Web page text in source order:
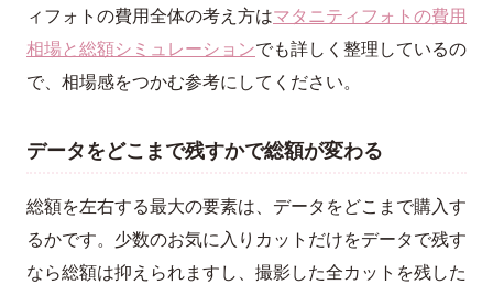
ィフォトの費用全体の考え方はマタニティフォトの費用
相場と総額シミュレーションでも詳しく整理しているの
で、相場感をつかむ参考にしてください。
データをどこまで残すかで総額が変わる
総額を左右する最大の要素は、データをどこまで購入す
るかです。少数のお気に入りカットだけをデータで残す
なら総額は抑えられますし、撮影した全カットを残した